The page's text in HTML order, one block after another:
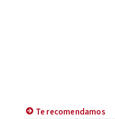
Te recomendamos